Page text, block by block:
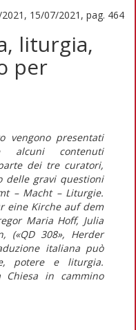
15/07/2021, pag. 464
liturgia,
per
vengono presentati
alcuni contenuti
dei tre curatori,
gravi questioni
– Macht – Liturgie.
eine Kirche auf dem
Maria Hoff, Julia
(«QD 308», Herder
italiana può
potere e liturgia.
Chiesa in cammino